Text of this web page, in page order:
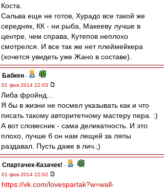
Коста.
Сальва еще не готов, Хурадо все такой же
середняк, КК - ни рыба, Макееву лучше в
центре, чем справа, Кутепов неплохо
смотрелся. И все так же нет плеймейкера
(хочется увидеть уже Жано в составе).
Бабкен -
01 фев 2014 22:03
Либа фройнд...
Я бы в жизни не посмел указывать как и что
писать такому авторитетному мастеру пера. :)
А вот словесник - сама деликатность. И это
плохо, лучше б он нам лещей за ляпы
раздавал. Пусть даже в лич.;)
Спартачек-Казачек! -
01 фев 2014 22:02
https://vk.com/lovespartak?w=wall-